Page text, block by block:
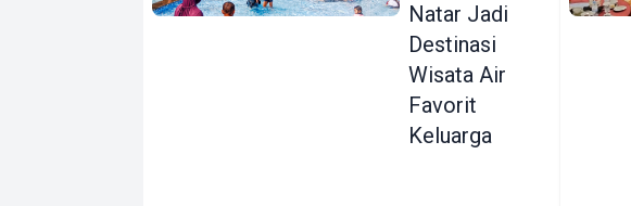
Natar Jadi
Destinasi
Wisata Air
Favorit
Keluarga